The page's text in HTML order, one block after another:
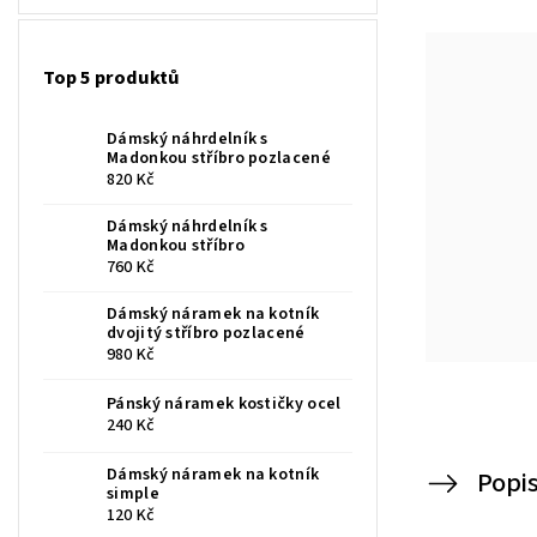
Top 5 produktů
Dámský náhrdelník s
Madonkou stříbro pozlacené
820 Kč
Dámský náhrdelník s
Madonkou stříbro
760 Kč
Dámský náramek na kotník
dvojitý stříbro pozlacené
980 Kč
Pánský náramek kostičky ocel
240 Kč
Dámský náramek na kotník
simple
120 Kč